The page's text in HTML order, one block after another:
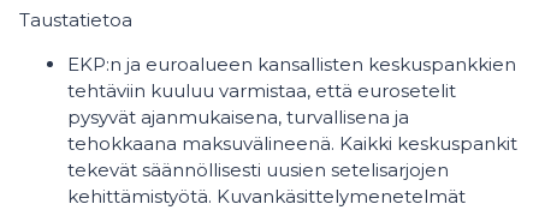
Taustatietoa
EKP:n ja euroalueen kansallisten keskuspankkien
tehtäviin kuuluu varmistaa, että eurosetelit
pysyvät ajanmukaisena, turvallisena ja
tehokkaana maksuvälineenä. Kaikki keskuspankit
tekevät säännöllisesti uusien setelisarjojen
kehittämistyötä. Kuvankäsittelymenetelmät